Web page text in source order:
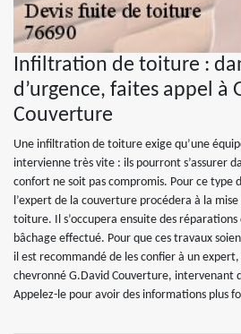
Infiltration de toiture :
d’urgence, faites appel à
Couverture
Une infiltration de toiture exige qu’une
intervienne très vite : ils pourront s’assurer
confort ne soit pas compromis. Pour ce type
l’expert de la couverture procédera à la
toiture. Il s’occupera ensuite des
bâchage effectué. Pour que ces travaux
il est recommandé de les confier à un
chevronné G.David Couverture, intervenant
Appelez-le pour avoir des informations plus